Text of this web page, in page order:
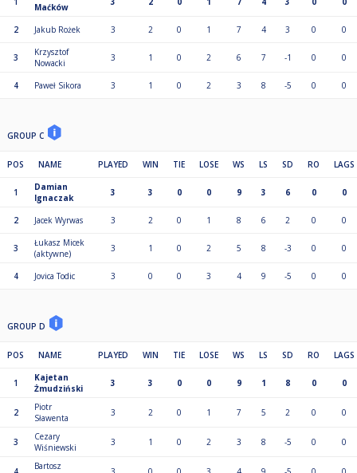
Maćków
2 Jakub Rożek 3 2 0 1 7 4 3 0 0
3
Krzysztof
Nowacki
3 1 0 2 6 7 -1 0 0
4 Paweł Sikora 3 1 0 2 3 8 -5 0 0
GROUP C
POS NAME PLAYED WIN TIE LOSE WS LS SD RO LAGS
1
Damian
Ignaczak
3 3 0 0 9 3 6 0 0
2 Jacek Wyrwas 3 2 0 1 8 6 2 0 0
3
Łukasz Micek
(aktywne)
3 1 0 2 5 8 -3 0 0
4 Jovica Todic 3 0 0 3 4 9 -5 0 0
GROUP D
POS NAME PLAYED WIN TIE LOSE WS LS SD RO LAGS
1
Kajetan
Żmudziński
3 3 0 0 9 1 8 0 0
2
Piotr
Sławenta
3 2 0 1 7 5 2 0 0
3
Cezary
Wiśniewski
3 1 0 2 3 8 -5 0 0
Bartosz